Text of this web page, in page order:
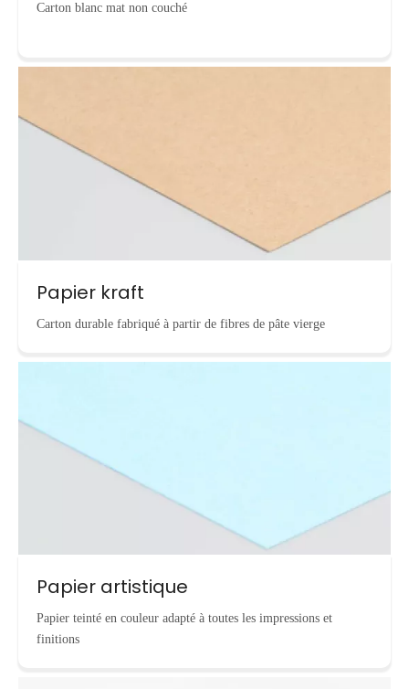
Carton blanc mat non couché
Papier kraft
Carton durable fabriqué à partir de fibres de pâte vierge
Papier artistique
Papier teinté en couleur adapté à toutes les impressions et
finitions